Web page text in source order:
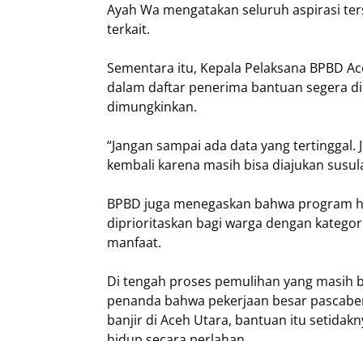
Ayah Wa mengatakan seluruh aspirasi
terkait.
Sementara itu, Kepala Pelaksana BPBD
dalam daftar penerima bantuan segera
dimungkinkan.
“Jangan sampai ada data yang
kembali karena masih bisa diajukan
BPBD juga menegaskan bahwa program
diprioritaskan bagi warga dengan
manfaat.
Di tengah proses pemulihan yang
penanda bahwa pekerjaan besar
banjir di Aceh Utara, bantuan itu